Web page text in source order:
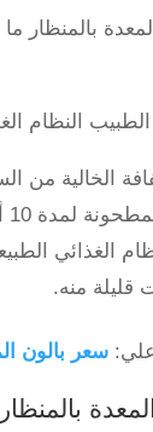
الطبيب النظام
الخالية من
الأطعمة المهروسة لمدة 10 أيام.
الغذائي
قليلة منه.
علي:سعر بالون